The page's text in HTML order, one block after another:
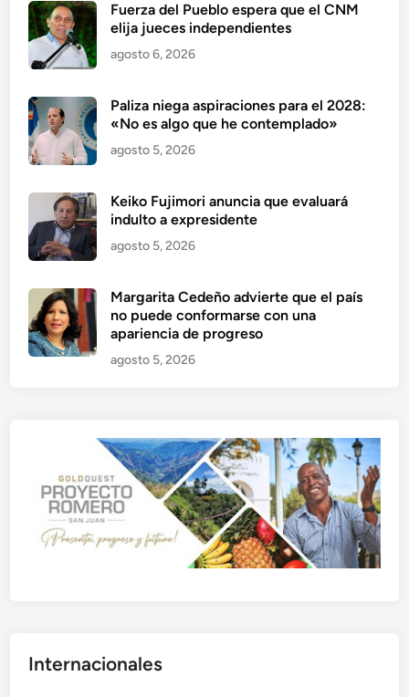
Fuerza del Pueblo espera que el CNM
elija jueces independientes
agosto 6, 2026
Paliza niega aspiraciones para el 2028:
«No es algo que he contemplado»
agosto 5, 2026
Keiko Fujimori anuncia que evaluará
indulto a expresidente
agosto 5, 2026
Margarita Cedeño advierte que el país
no puede conformarse con una
apariencia de progreso
agosto 5, 2026
Internacionales